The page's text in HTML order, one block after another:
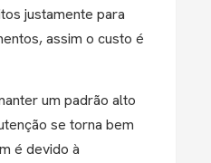
justamente para
assim o custo é
um padrão alto
se torna bem
é devido à